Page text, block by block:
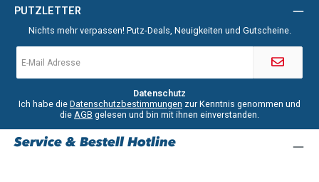
PUTZLETTER
Nichts mehr verpassen! Putz-Deals, Neuigkeiten und Gutscheine.
Mail-
*
Datenschutz
Ich habe die Datenschutzbestimmungen zur Kenntnis genommen und
die AGB gelesen und bin mit ihnen einverstanden.
Service & Bestell Hotline